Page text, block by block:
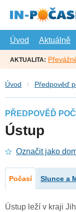
hlavní
Úvod
Aktuálně
AKTUALITA:
Úvod Předpověď
PŘEDPOVĚĎ
Ústup
Označit jako
Počasí Slunce a
Ústup leží v kraji